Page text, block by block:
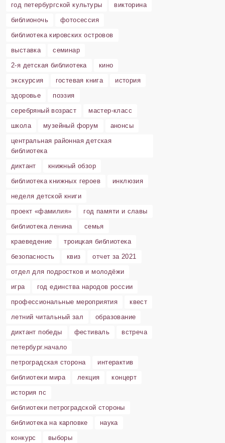
год петербургской культуры
викторина
библионочь
фотосессия
библиотека кировских островов
выставка
семинар
2-я детская библиотека
кино
экскурсия
гостевая книга
история
здоровье
поэзия
серебряный возраст
мастер-класс
школа
музейный форум
анонсы
центральная районная детская
библиотека
диктант
книжный обзор
библиотека книжных героев
инклюзия
неделя детской книги
проект «фамилия»
год памяти и славы
библиотека ленина
семья
краеведение
троицкая библиотека
безопасность
квиз
отчет за 2021
отдел для подростков и молодёжи
игра
год единства народов россии
профессиональные мероприятия
квест
летний читальный зал
образование
диктант победы
фестиваль
встреча
петербург.начало
петроградская сторона
интерактив
библиотеки мира
лекция
концерт
история пс
библиотеки петроградской стороны
библиотека на карповке
наука
конкурс
выборы